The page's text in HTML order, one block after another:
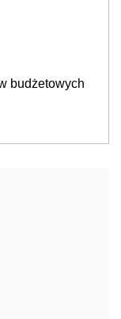
budżetowych